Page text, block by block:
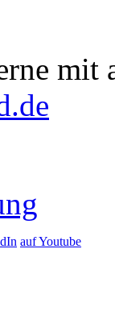
mit
auf Youtube